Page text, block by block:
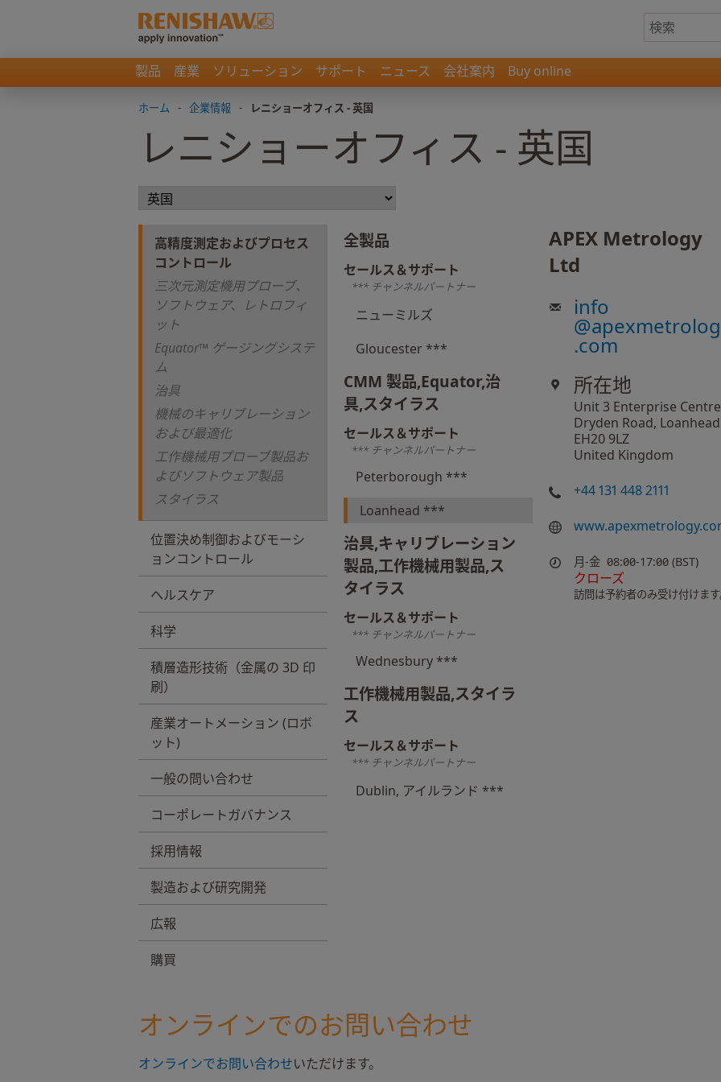
製品 産業 ソリューション サポート ニュース 会社案内 Buy online
ホーム - 企業情報 - レニショーオフィス - 英国
レニショーオフィス - 英国
高精度測定およびプロセス
コントロール
三次元測定機用プローブ、
ソフトウェア、レトロフィ
ット
Equator™ ゲージングシステ
ム
治具
機械のキャリブレーション
および最適化
工作機械用プローブ製品お
よびソフトウェア製品
スタイラス
位置決め制御およびモーシ
ョンコントロール
ヘルスケア
科学
積層造形技術（金属の 3D 印
刷）
産業オートメーション (ロボ
ット)
一般の問い合わせ
コーポレートガバナンス
採用情報
製造および研究開発
広報
購買
全製品
セールス＆サポート
*** チャンネルパートナー
ニューミルズ
Gloucester ***
CMM 製品,Equator,治
具,スタイラス
セールス＆サポート
*** チャンネルパートナー
Peterborough ***
Loanhead ***
治具,キャリブレーション
製品,工作機械用製品,ス
タイラス
セールス＆サポート
*** チャンネルパートナー
Wednesbury ***
工作機械用製品,スタイラ
ス
セールス＆サポート
*** チャンネルパートナー
Dublin, アイルランド ***
APEX Metrology
Ltd
info
@
.com
所在地
Unit 3 Enterprise Centre
Dryden Road, Loanhead
EH20 9LZ
United Kingdom
+44 131 448 2111
月-金 08:00-17:00 (BST)
クローズ
訪問は予約者のみ受け付けます
オンラインでのお問い合わせ
オンラインでお問い合わせいただけます。